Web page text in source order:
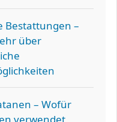
Bestattungen –
über
– Wofür